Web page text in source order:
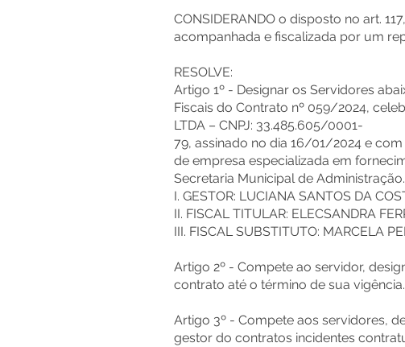
CONSIDERANDO o disposto no art.
acompanhada e fiscalizada por um
RESOLVE:
Artigo 1º - Designar os Servidores
Fiscais do Contrato nº 059/2024,
LTDA – CNPJ: 33.485.605/0001-
79, assinado no dia 16/01/2024 e
de empresa especializada em
Secretaria Municipal de Administração.
I. GESTOR: LUCIANA SANTOS DA
II. FISCAL TITULAR: ELECSANDRA
III. FISCAL SUBSTITUTO: MARCELA
Artigo 2º - Compete ao servidor,
contrato até o término de sua
Artigo 3º - Compete aos servidores,
gestor do contratos incidentes